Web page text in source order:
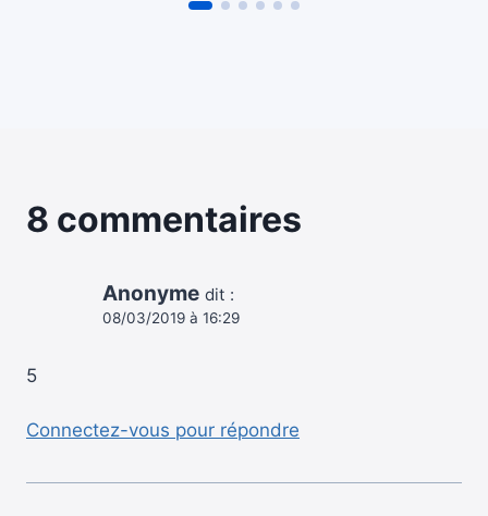
8 commentaires
Anonyme dit :
08/03/2019 à 16:29
5
Connectez-vous pour répondre